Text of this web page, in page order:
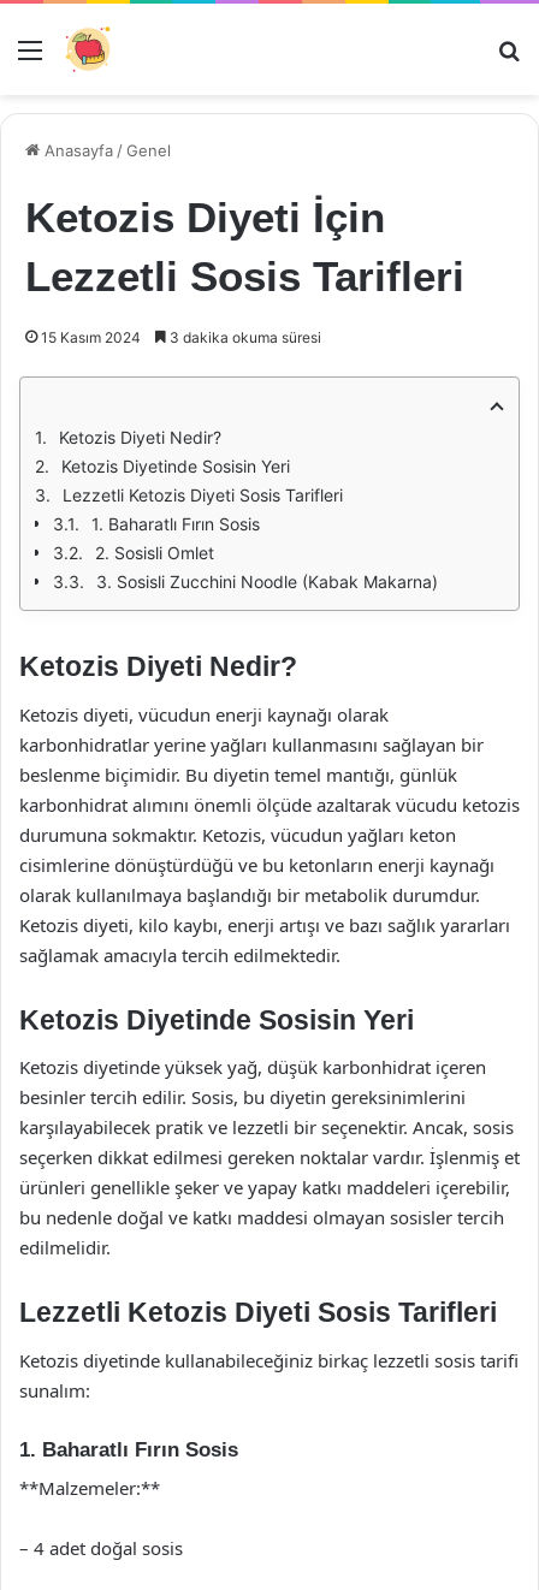
Menü
Anasayfa /Genel
Ketozis Diyeti İçin
Lezzetli Sosis Tarifleri
15 Kasım 2024 3 dakika okuma süresi
Ketozis Diyeti Nedir?
Ketozis Diyetinde Sosisin Yeri
Lezzetli Ketozis Diyeti Sosis Tarifleri
1. Baharatlı Fırın Sosis
2. Sosisli Omlet
3. Sosisli Zucchini Noodle (Kabak Makarna)
Ketozis Diyeti Nedir?
Ketozis diyeti, vücudun enerji kaynağı olarak
karbonhidratlar yerine yağları kullanmasını sağlayan bir
beslenme biçimidir. Bu diyetin temel mantığı, günlük
karbonhidrat alımını önemli ölçüde azaltarak vücudu ketozis
durumuna sokmaktır. Ketozis, vücudun yağları keton
cisimlerine dönüştürdüğü ve bu ketonların enerji kaynağı
olarak kullanılmaya başlandığı bir metabolik durumdur.
Ketozis diyeti, kilo kaybı, enerji artışı ve bazı sağlık yararları
sağlamak amacıyla tercih edilmektedir.
Ketozis Diyetinde Sosisin Yeri
Ketozis diyetinde yüksek yağ, düşük karbonhidrat içeren
besinler tercih edilir. Sosis, bu diyetin gereksinimlerini
karşılayabilecek pratik ve lezzetli bir seçenektir. Ancak, sosis
seçerken dikkat edilmesi gereken noktalar vardır. İşlenmiş et
ürünleri genellikle şeker ve yapay katkı maddeleri içerebilir,
bu nedenle doğal ve katkı maddesi olmayan sosisler tercih
edilmelidir.
Lezzetli Ketozis Diyeti Sosis Tarifleri
Ketozis diyetinde kullanabileceğiniz birkaç lezzetli sosis tarifi
sunalım:
1. Baharatlı Fırın Sosis
**Malzemeler:**
– 4 adet doğal sosis